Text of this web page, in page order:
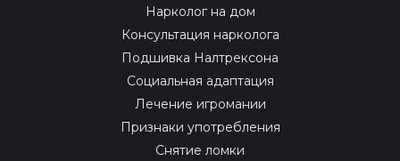
Нарколог на дом
Консультация нарколога
Подшивка Налтрексона
Социальная адаптация
Лечение игромании
Признаки употребления
Снятие ломки